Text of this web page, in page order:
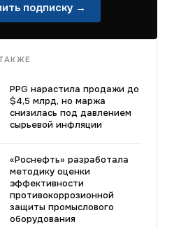
подписку →
PPG нарастила продажи до
$4,5 млрд, но маржа
снизилась под давлением
сырьевой инфляции
«Роснефть» разработала
методику оценки
эффективности
противокоррозионной
защиты промыслового
оборудования